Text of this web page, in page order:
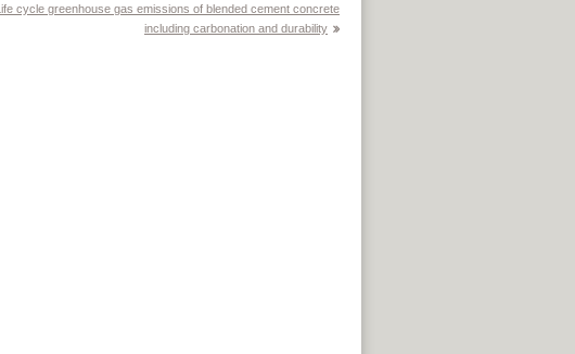
Life cycle greenhouse gas emissions of blended cement concrete
including carbonation and durability